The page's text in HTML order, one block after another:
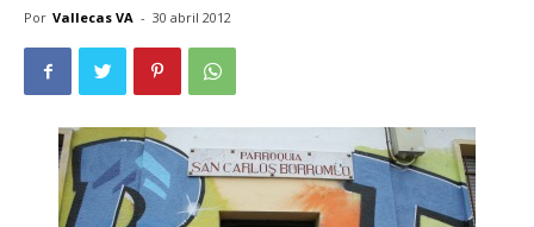
Por Vallecas VA - 30 abril 2012